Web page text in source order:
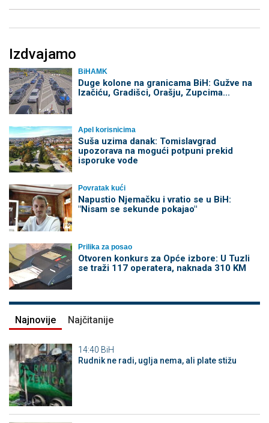
Izdvajamo
BiHAMK
Duge kolone na granicama BiH: Gužve na
Izačiću, Gradišci, Orašju, Zupcima...
Apel korisnicima
Suša uzima danak: Tomislavgrad
upozorava na mogući potpuni prekid
isporuke vode
Povratak kući
Napustio Njemačku i vratio se u BiH:
"Nisam se sekunde pokajao"
Prilika za posao
Otvoren konkurs za Opće izbore: U Tuzli
se traži 117 operatera, naknada 310 KM
Najnovije Najčitanije
14:40 BiH
Rudnik ne radi, uglja nema, ali plate stižu